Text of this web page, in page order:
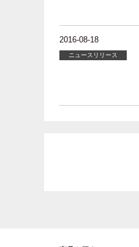
2016-08-18
ニュースリリース